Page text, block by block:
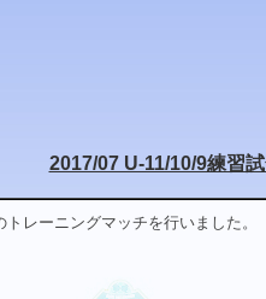
2017/07 U-11/10/9練習
レーニングマッチを行いました。